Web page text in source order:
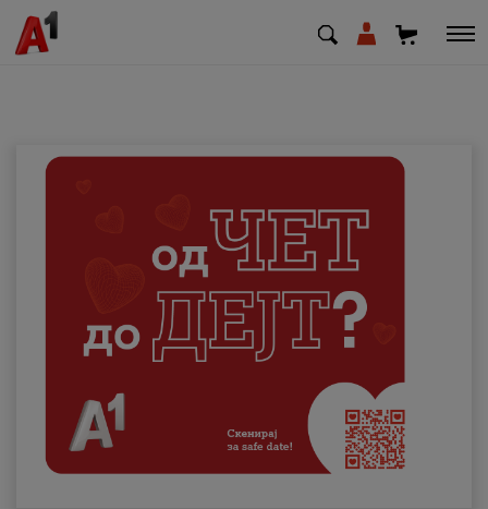
Деловни
Поддршка
Надополни кредит
Плати сметка